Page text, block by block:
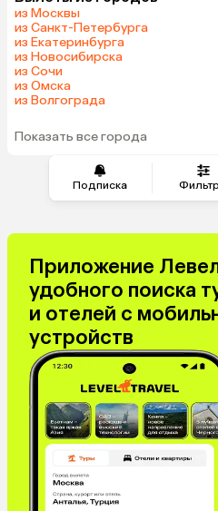
Подписка
из Москвы
из Санкт-Петербурга
из Екатеринбурга
из Новосибирска
из Сочи
из Омска
из Волгограда
Показать все города
Приложение
удобного поиска
и отелей с
устройств